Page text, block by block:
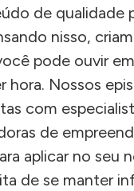
de qualidade
nisso,
pode ouvir
hora. Nossos
com
de
aplicar no seu
de se manter